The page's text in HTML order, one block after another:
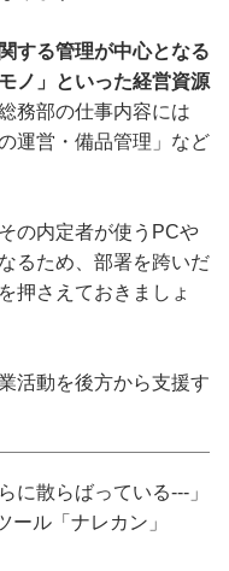
する管理が中心となる
ノ」といった経営資源
務部の仕事内容には
運営・備品管理」など
の内定者が使うPCや
るため、部署を跨いだ
押さえておきましょ
活動を後方から支援す
に散らばっている---」
ール「ナレカン」